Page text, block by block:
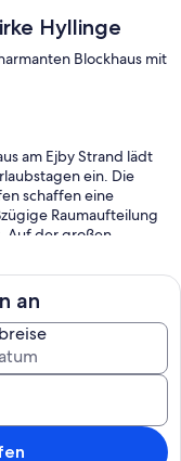
Hyllinge
Blockhaus mit
am Ejby Strand lädt
ein. Die
schaffen eine
Raumaufteilung
Auf der großen,
oder beim
ist ideal zum
für Groß und Klein.
Küstenlandschaft, die
Wasser einlädt.
Kosten. In der
Dörfer und
an